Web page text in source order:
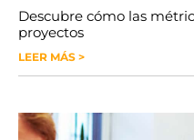
Descubre cómo las
proyectos
LEER MÁS >